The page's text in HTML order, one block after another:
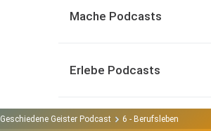
Mache Podcasts
Erlebe Podcasts
Geschiedene Geister Podcast 6 - Berufsleben